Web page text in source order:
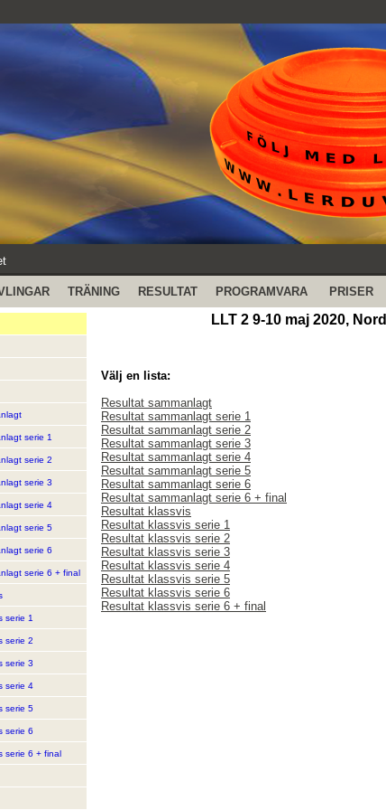
TRÄNING RESULTAT PROGRAMVARA PRISER
serie 1
serie 2
serie 3
serie 4
serie 5
serie 6
serie 6 + final
serie 1
serie 2
serie 3
serie 4
serie 5
serie 6
serie 6 + final
LLT 2 9-10 maj 2020,
Välj en lista:
Resultat sammanlagt
Resultat sammanlagt serie 1
Resultat sammanlagt serie 2
Resultat sammanlagt serie 3
Resultat sammanlagt serie 4
Resultat sammanlagt serie 5
Resultat sammanlagt serie 6
Resultat sammanlagt serie 6 + final
Resultat klassvis
Resultat klassvis serie 1
Resultat klassvis serie 2
Resultat klassvis serie 3
Resultat klassvis serie 4
Resultat klassvis serie 5
Resultat klassvis serie 6
Resultat klassvis serie 6 + final